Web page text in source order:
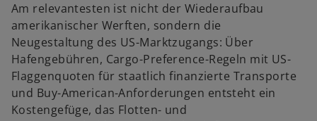
Am relevantesten ist nicht der Wiederaufbau
amerikanischer Werften, sondern die
Neugestaltung des US-Marktzugangs: Über
Hafengebühren, Cargo-Preference-Regeln mit US-
Flaggenquoten für staatlich finanzierte Transporte
und Buy-American-Anforderungen entsteht ein
Kostengefüge, das Flotten- und